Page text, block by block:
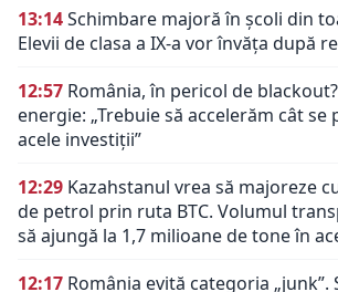
13:14Schimbare majoră în școli din
Elevii de clasa a IX-a vor învăța după
12:57 România, în pericol de
energie: „Trebuie să accelerăm cât se
acele investiții”
12:29 Kazahstanul vrea să majoreze
de petrol prin ruta BTC. Volumul
să ajungă la 1,7 milioane de tone în
12:17 România evită categoria „junk”.